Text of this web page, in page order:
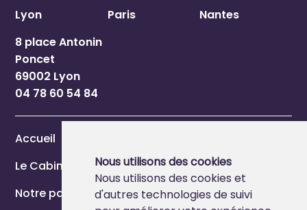
Nous utilisons des cookies
Nous utilisons des cookies et
d'autres technologies de suivi
Lyon
8 place Antonin
Poncet
69002 Lyon
04 78 60 54 84
Paris Nantes
Accueil
Le Cabinet
Notre page Marque Employeur